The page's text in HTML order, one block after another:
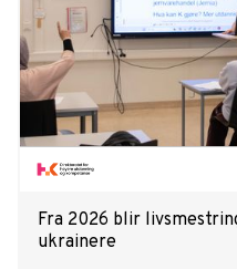
Fra 2026 blir
ukrainere